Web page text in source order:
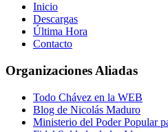
Inicio
Descargas
Última Hora
Contacto
Organizaciones Aliadas
Todo Chávez en la WEB
Blog de Nicolás Maduro
Ministerio del Poder Popular